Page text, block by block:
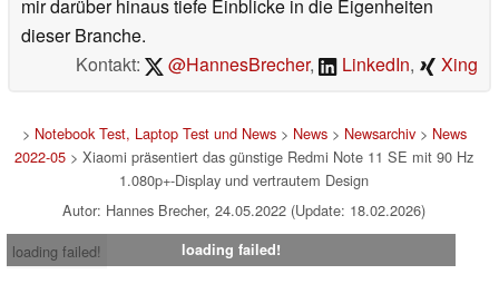
mir darüber hinaus tiefe Einblicke in die Eigenheiten
dieser Branche.
Kontakt:
@HannesBrecher, LinkedIn, Xing
> Notebook Test, Laptop Test und News> News> Newsarchiv> News
2022-05 > Xiaomi präsentiert das günstige Redmi Note 11 SE mit 90 Hz
1.080p+-Display und vertrautem Design
Autor: Hannes Brecher, 24.05.2022 (Update: 18.02.2026)
loading failed!
loading failed!